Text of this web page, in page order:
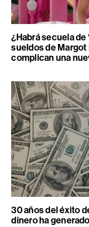
¿Habrá secuela de
sueldos de Margot
complican una
30 años del éxito
dinero ha